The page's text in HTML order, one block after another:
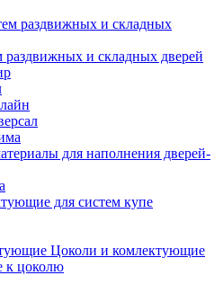
раздвижных и складных дверей
для наполнения дверей-
для систем купе
Цоколи и комлектующие
к цоколю